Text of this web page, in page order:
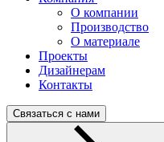
О компании
Производство
О материале
Проекты
Дизайнерам
Контакты
Связаться с нами